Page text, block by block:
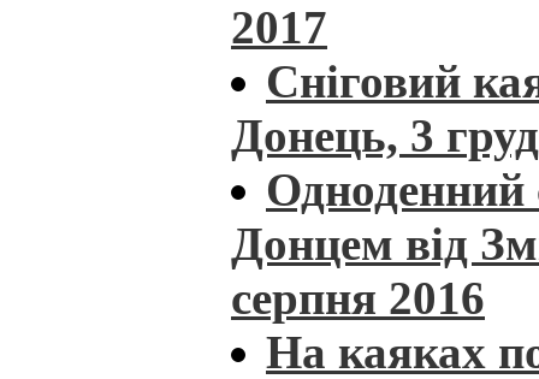
2017
Сніговий
Донець, 3
Одноденний
Донцем від
серпня 2016
На каяках